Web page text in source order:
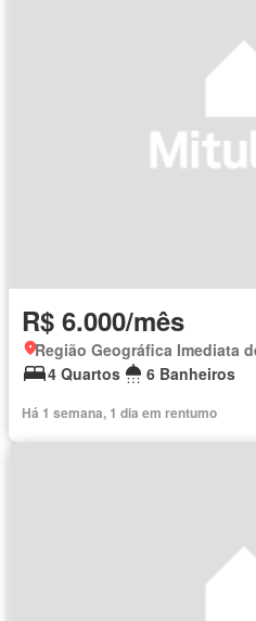
R$ 6.000/mês
Região Geográfica Imediata
4 Quartos
6 Banheiros
Há 1 semana, 1 dia em rentumo